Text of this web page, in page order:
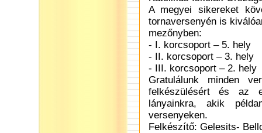
A megyei sikereket
tornaversenyén is
mezőnyben:
- I. korcsoport – 5. hely
- II. korcsoport – 3. hely
- III. korcsoport – 2. hely
Gratulálunk minden
felkészülésért és az
lányainkra, akik
versenyeken.
Felkészítő: Gelesits-